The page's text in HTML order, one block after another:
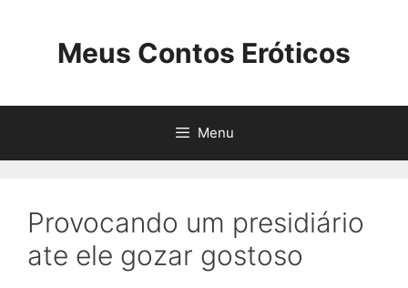
Meus Contos Eróticos
Menu
Provocando um presidiário
ate ele gozar gostoso